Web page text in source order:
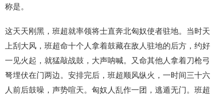
称是。
这天天刚黑，班超就率领将士直奔北匈奴使者驻地。当时天
上刮大风，班超命十个人拿着鼓藏在敌人驻地的后方，约好
一见火起，就猛敲战鼓，大声呐喊。又命其他人拿着刀枪弓
弩埋伏在门两边。安排完后，班超顺风纵火，一时间三十六
人前后鼓噪，声势喧天。匈奴人乱作一团，逃遁无门。班超